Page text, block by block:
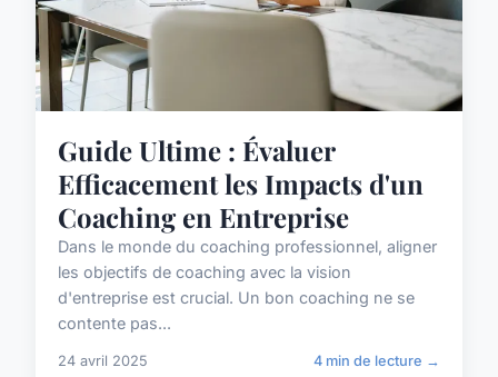
Guide Ultime : Évaluer
Efficacement les Impacts d'un
Coaching en Entreprise
Dans le monde du coaching professionnel, aligner
les objectifs de coaching avec la vision
d'entreprise est crucial. Un bon coaching ne se
contente pas...
24 avril 2025 4 min de lecture →